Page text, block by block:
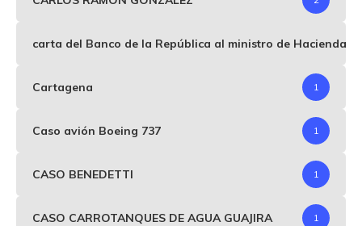
carta del Banco de la República al ministro de Hacienda
Cartagena 1
Caso avión Boeing 737 1
CASO BENEDETTI 1
CASO CARROTANQUES DE AGUA GUAJIRA 1